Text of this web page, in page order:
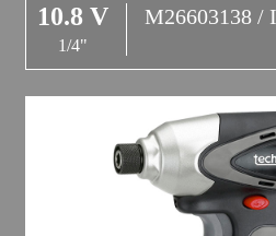
10.8 V
1/4"
M26603138 /